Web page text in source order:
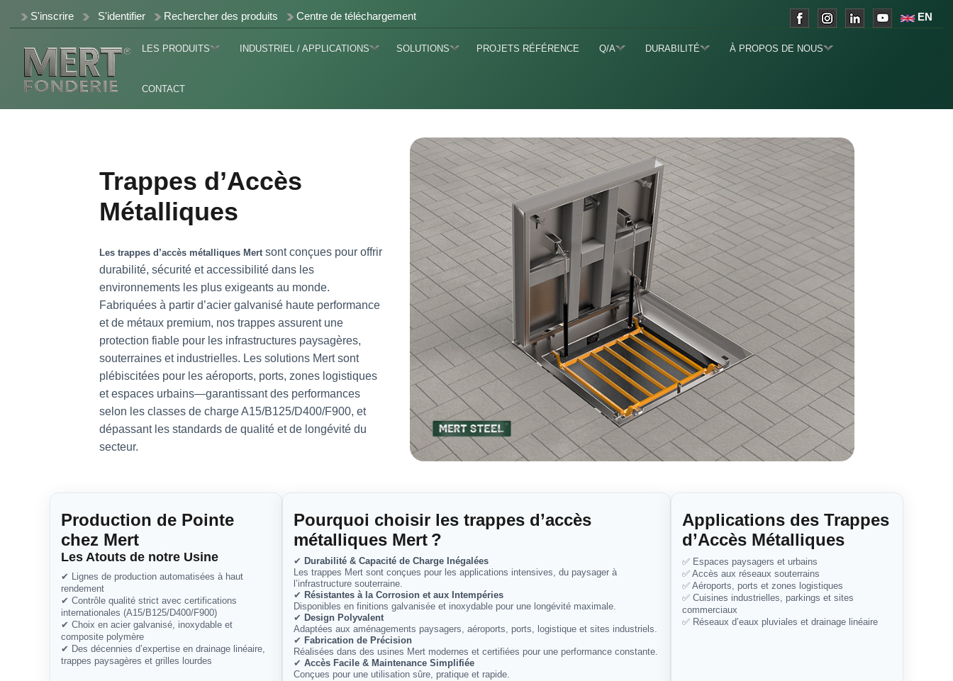
S'inscrire S'identifier Rechercher des produits Centre de téléchargement EN
LES PRODUITS INDUSTRIEL / APPLICATIONS SOLUTIONS PROJETS RÉFÉRENCE Q/A DURABILITÉ À PROPOS DE NOUS
CONTACT
Trappes d’Accès
Métalliques
Les trappes d’accès métalliques Mertsont conçues pour offrir
durabilité, sécurité et accessibilité dans les
environnements les plus exigeants au monde.
Fabriquées à partir d’acier galvanisé haute performance
et de métaux premium, nos trappes assurent une
protection fiable pour les infrastructures paysagères,
souterraines et industrielles. Les solutions Mert sont
plébiscitées pour les aéroports, ports, zones logistiques
et espaces urbains—garantissant des performances
selon les classes de charge A15/B125/D400/F900, et
dépassant les standards de qualité et de longévité du
secteur.
Production de Pointe
chez Mert
Les Atouts de notre Usine
✔ Lignes de production automatisées à haut
rendement
✔ Contrôle qualité strict avec certifications
internationales (A15/B125/D400/F900)
✔ Choix en acier galvanisé, inoxydable et
composite polymère
✔ Des décennies d’expertise en drainage linéaire,
trappes paysagères et grilles lourdes
Pourquoi choisir les trappes d’accès
métalliques Mert ?
✔ Durabilité & Capacité de Charge Inégalées
Les trappes Mert sont conçues pour les applications intensives, du paysager à
l’infrastructure souterraine.
✔ Résistantes à la Corrosion et aux Intempéries
Disponibles en finitions galvanisée et inoxydable pour une longévité maximale.
✔ Design Polyvalent
Adaptées aux aménagements paysagers, aéroports, ports, logistique et sites industriels.
✔ Fabrication de Précision
Réalisées dans des usines Mert modernes et certifiées pour une performance constante.
✔Accès Facile & Maintenance Simplifiée
Conçues pour une utilisation sûre, pratique et rapide.
Applications des Trappes
d’Accès Métalliques
✅ Espaces paysagers et urbains
✅ Accès aux réseaux souterrains
✅ Aéroports, ports et zones logistiques
✅ Cuisines industrielles, parkings et sites
commerciaux
✅ Réseaux d’eaux pluviales et drainage linéaire